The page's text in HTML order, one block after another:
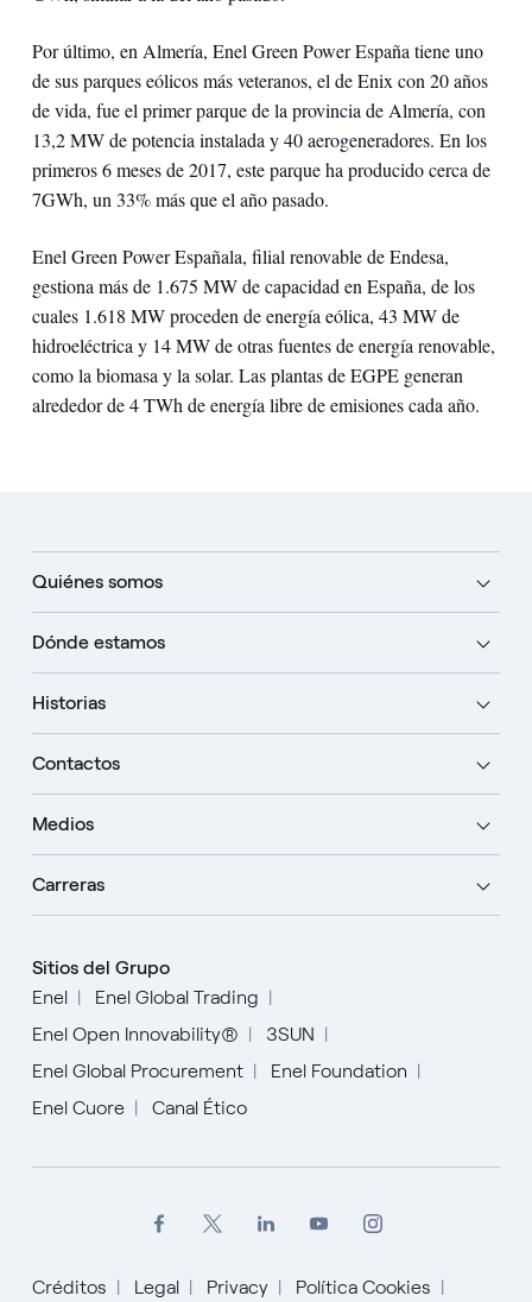
Por último, en Almería, Enel Green Power España tiene uno
de sus parques eólicos más veteranos, el de Enix con 20 años
de vida, fue el primer parque de la provincia de Almería, con
13,2 MW de potencia instalada y 40 aerogeneradores. En los
primeros 6 meses de 2017, este parque ha producido cerca de
7GWh, un 33% más que el año pasado.
Enel Green Power Españala, filial renovable de Endesa,
gestiona más de 1.675 MW de capacidad en España, de los
cuales 1.618 MW proceden de energía eólica, 43 MW de
hidroeléctrica y 14 MW de otras fuentes de energía renovable,
como la biomasa y la solar. Las plantas de EGPE generan
alrededor de 4 TWh de energía libre de emisiones cada año.
Quiénes somos
Dónde estamos
Historias
Contactos
Medios
Carreras
Sitios del Grupo
Enel
Enel Global Trading
Enel Open Innovability®
3SUN
Enel Global Procurement
Enel Foundation
Enel Cuore
Canal Ético
Créditos Legal Privacy Política Cookies